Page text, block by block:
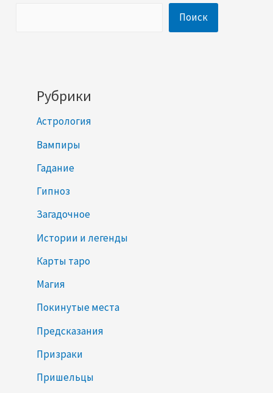
Поиск
Рубрики
Астрология
Вампиры
Гадание
Гипноз
Загадочное
Истории и легенды
Карты таро
Магия
Покинутые места
Предсказания
Призраки
Пришельцы